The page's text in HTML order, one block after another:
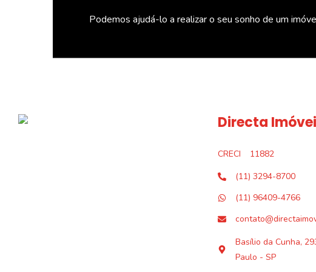
Podemos ajudá-lo a realizar o seu sonho de um
Directa
CRECI
11882
(11) 3294-8700
(11) 96409-4766
Basílio da Cunha,
Paulo - SP